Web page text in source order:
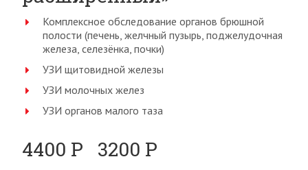
Комплексное обследование органов брюшной
полости (печень, желчный пузырь, поджелудочная
железа, селезёнка, почки)
УЗИ щитовидной железы
УЗИ молочных желез
УЗИ органов малого таза
4400 Р 3200 Р